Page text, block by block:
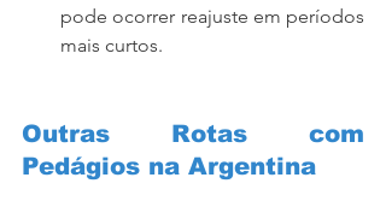
pode ocorrer reajuste em períodos
mais curtos.
Outras Rotas com
Pedágios na Argentina